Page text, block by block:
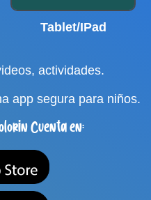
Tablet/IPad
actividades.
app segura para niños.
Cuenta en: